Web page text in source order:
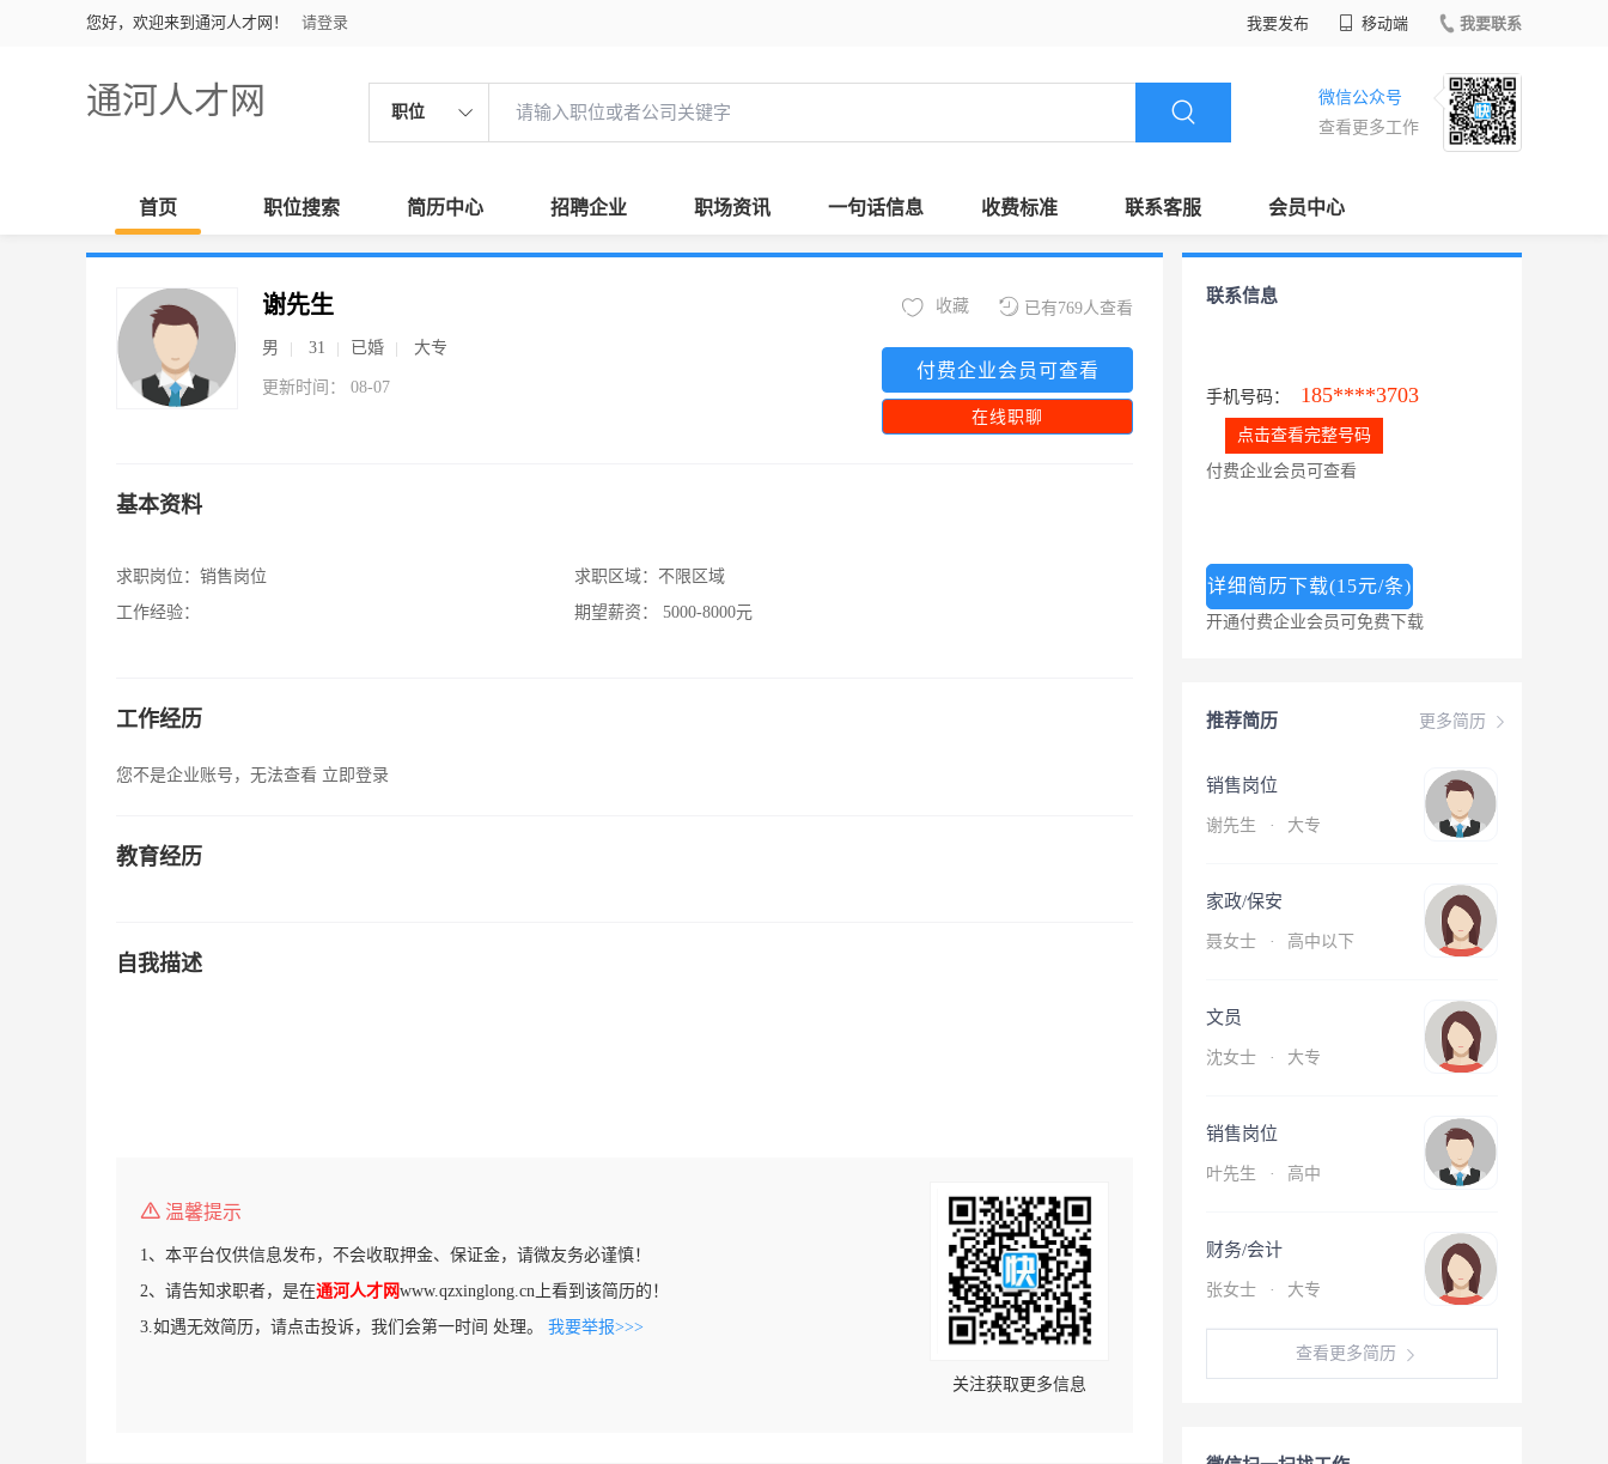
您好，欢迎来到通河人才网！ 请登录 我要发布 移动端 我要联系
通河人才网 职位
微信公众号
查看更多工作
首页 职位搜索 简历中心 招聘企业 职场资讯 一句话信息 收费标准 联系客服 会员中心
谢先生
男 31 已婚 大专
更新时间： 08-07
已有769人查看
收藏
付费企业会员可查看
在线职聊
基本资料
求职岗位： 销售岗位
工作经验：
求职区域： 不限区域
期望薪资：
5000-8000元
工作经历
您不是企业账号，无法查看 立即登录
教育经历
自我描述
温馨提示
1、本平台仅供信息发布，不会收取押金、保证金，请微友务必谨慎！
2、请告知求职者，是在通河人才网www.qzxinglong.cn上看到该简历的！
3.如遇无效简历，请点击投诉，我们会第一时间 处理。 我要举报>>>
关注获取更多信息
联系信息
手机号码： 185****3703
点击查看完整号码
付费企业会员可查看
详细简历下载(15元/条)
开通付费企业会员可免费下载
更多简历
推荐简历
销售岗位
谢先生 · 大专
家政/保安
聂女士 · 高中以下
文员
沈女士 · 大专
销售岗位
叶先生 · 高中
财务/会计
张女士 · 大专
查看更多简历